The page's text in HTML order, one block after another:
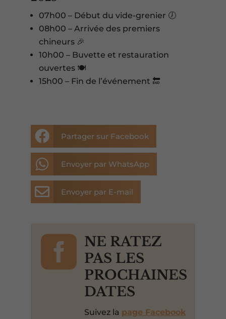
07h00 – Début du vide-grenier 🕖
08h00 – Arrivée des premiers
chineurs 🎉
10h00 – Buvette et restauration
ouvertes 🍽️
15h00 – Fin de l’événement 🔚
 Partager sur Facebook
 Envoyer par WhatsApp
 Envoyer par E-mail

NE RATEZ
PAS LES
PROCHAINES
DATES
Suivez la page Facebook